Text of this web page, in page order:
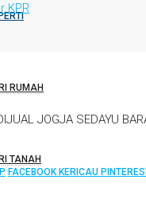
RUMAH
TANAH
KPR
JOGJA SEDAYU
FACEBOOK KERICAU